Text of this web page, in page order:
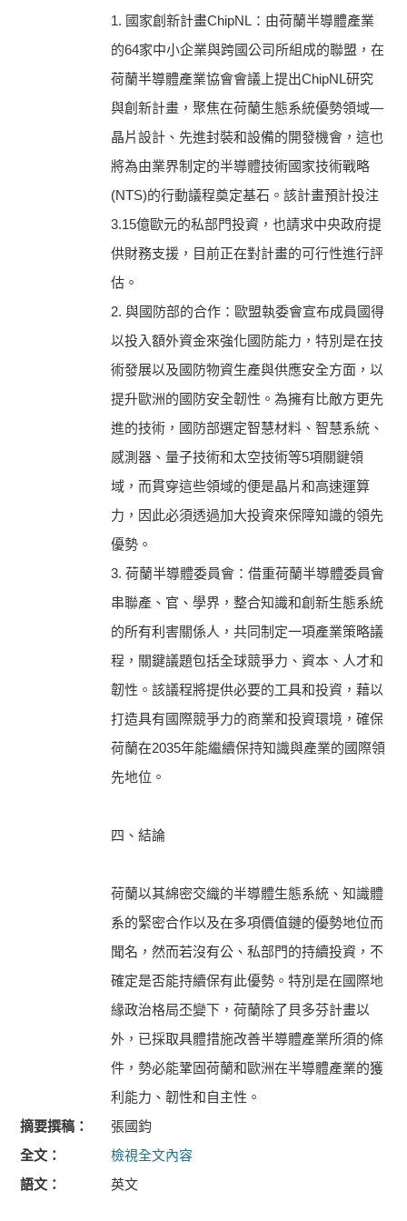
1. 國家創新計畫ChipNL：由荷蘭半導體產業
的64家中小企業與跨國公司所組成的聯盟，在
荷蘭半導體產業協會會議上提出ChipNL研究
與創新計畫，聚焦在荷蘭生態系統優勢領域—
晶片設計、先進封裝和設備的開發機會，這也
將為由業界制定的半導體技術國家技術戰略
(NTS)的行動議程奠定基石。該計畫預計投注
3.15億歐元的私部門投資，也請求中央政府提
供財務支援，目前正在對計畫的可行性進行評
估。
2. 與國防部的合作：歐盟執委會宣布成員國得
以投入額外資金來強化國防能力，特別是在技
術發展以及國防物資生產與供應安全方面，以
提升歐洲的國防安全韌性。為擁有比敵方更先
進的技術，國防部選定智慧材料、智慧系統、
感測器、量子技術和太空技術等5項關鍵領
域，而貫穿這些領域的便是晶片和高速運算
力，因此必須透過加大投資來保障知識的領先
優勢。
3. 荷蘭半導體委員會：借重荷蘭半導體委員會
串聯產、官、學界，整合知識和創新生態系統
的所有利害關係人，共同制定一項產業策略議
程，關鍵議題包括全球競爭力、資本、人才和
韌性。該議程將提供必要的工具和投資，藉以
打造具有國際競爭力的商業和投資環境，確保
荷蘭在2035年能繼續保持知識與產業的國際領
先地位。
四、結論
荷蘭以其綿密交織的半導體生態系統、知識體
系的緊密合作以及在多項價值鏈的優勢地位而
聞名，然而若沒有公、私部門的持續投資，不
確定是否能持續保有此優勢。特別是在國際地
緣政治格局丕變下，荷蘭除了貝多芬計畫以
外，已採取具體措施改善半導體產業所須的條
件，勢必能鞏固荷蘭和歐洲在半導體產業的獲
利能力、韌性和自主性。
摘要撰稿
張國鈞
全文
檢視全文內容
語文
英文